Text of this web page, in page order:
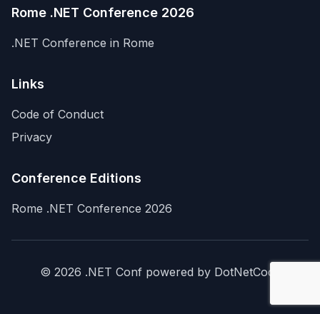
Rome .NET Conference 2026
.NET Conference in Rome
Links
Code of Conduct
Privacy
Conference Editions
Rome .NET Conference 2026
© 2026 .NET Conf powered by DotNetCode